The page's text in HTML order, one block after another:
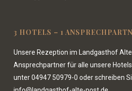
3 HOTELS – 1
Unsere Rezeption im Landgasthof
Ansprechpartner für alle unsere
unter04947 50979-0 oder schreiben